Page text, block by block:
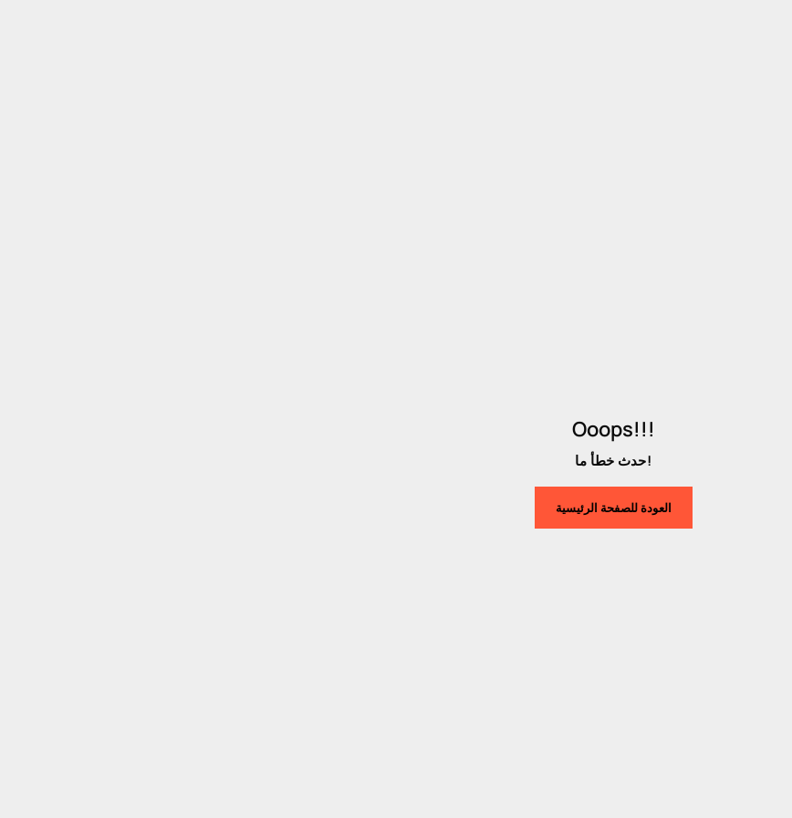
Ooops!!!
حدث خطأ ما!
العودة للصفحة الرئيسية